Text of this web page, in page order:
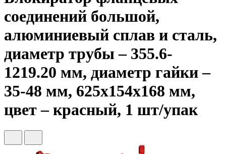
соединений большой,
алюминиевый сплав и сталь,
диаметр трубы – 355.6-
1219.20 мм, диаметр гайки –
35-48 мм, 625х154х168 мм,
цвет – красный, 1 шт/упак